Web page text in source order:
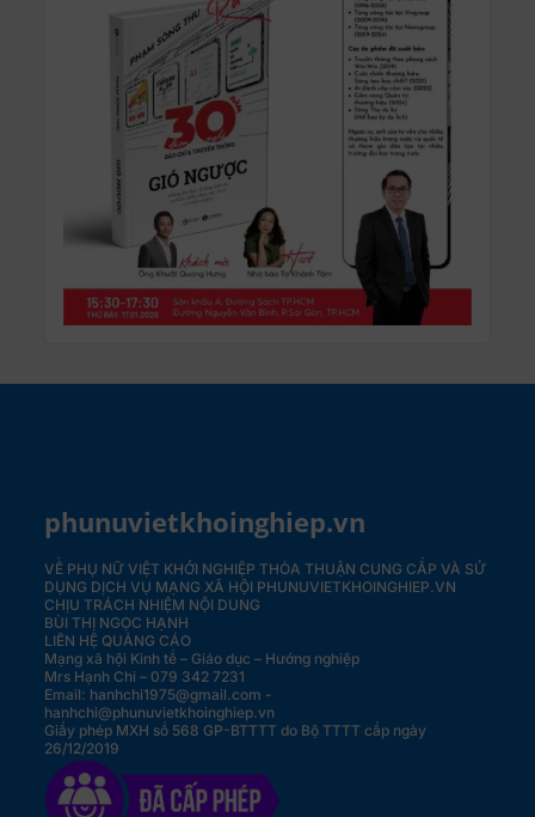
phunuvietkhoinghiep.vn
VỀ PHỤ NỮ VIỆT KHỞI NGHIỆPTHỎA THUẬN CUNG CẤP VÀ SỬ
DỤNG DỊCH VỤ MẠNG XÃ HỘI PHUNUVIETKHOINGHIEP.VN
CHỊU TRÁCH NHIỆM NỘI DUNG
BÙI THỊ NGỌC HẠNH
LIÊN HỆ QUẢNG CÁO
Mạng xã hội Kinh tế – Giáo dục – Hướng nghiệp
Mrs Hạnh Chi – 079 342 7231
Email: hanhchi1975@gmail.com -
hanhchi@phunuvietkhoinghiep.vn
Giấy phép MXH số 568 GP-BTTTT do Bộ TTTT cấp ngày
26/12/2019